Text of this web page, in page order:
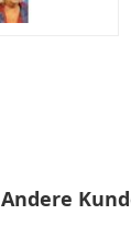
Andere